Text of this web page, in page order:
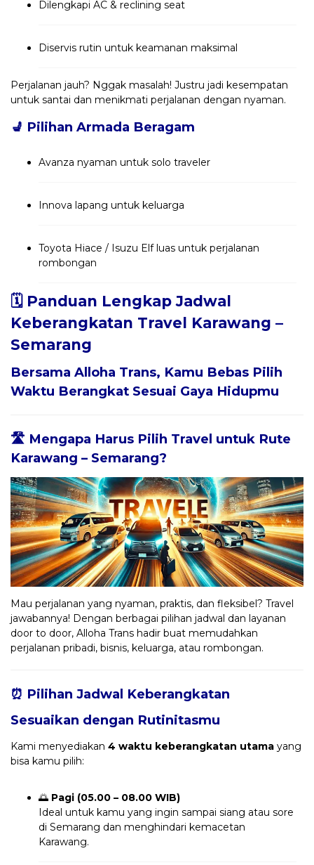
Dilengkapi AC & reclining seat
Diservis rutin untuk keamanan maksimal
Perjalanan jauh? Nggak masalah! Justru jadi kesempatan
untuk santai dan menikmati perjalanan dengan nyaman.
💺 Pilihan Armada Beragam
Avanza nyaman untuk solo traveler
Innova lapang untuk keluarga
Toyota Hiace / Isuzu Elf luas untuk perjalanan
rombongan
🗓️ Panduan Lengkap Jadwal
Keberangkatan Travel Karawang –
Semarang
Bersama Alloha Trans, Kamu Bebas Pilih
Waktu Berangkat Sesuai Gaya Hidupmu
🛣️ Mengapa Harus Pilih Travel untuk Rute
Karawang – Semarang?
Mau perjalanan yang nyaman, praktis, dan fleksibel? Travel
jawabannya! Dengan berbagai pilihan jadwal dan layanan
door to door, Alloha Trans hadir buat memudahkan
perjalanan pribadi, bisnis, keluarga, atau rombongan.
⏰ Pilihan Jadwal Keberangkatan
Sesuaikan dengan Rutinitasmu
Kami menyediakan 4 waktu keberangkatan utama yang
bisa kamu pilih:
🌅 Pagi (05.00 – 08.00 WIB)
Ideal untuk kamu yang ingin sampai siang atau sore
di Semarang dan menghindari kemacetan
Karawang.